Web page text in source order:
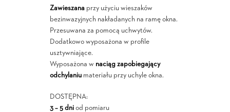
Zawieszanaprzy użyciu wieszaków
bezinwazyjnych nakładanych na ramę okna.
Przesuwana za pomocą uchwytów.
Dodatkowo wyposażona w profile
usztywniające.
Wyposażona w naciąg zapobiegający
odchylaniumateriału przy uchyle okna.
DOSTĘPNA:
3 – 5 dniod pomiaru